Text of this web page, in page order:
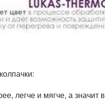
легче и мягче, а значит